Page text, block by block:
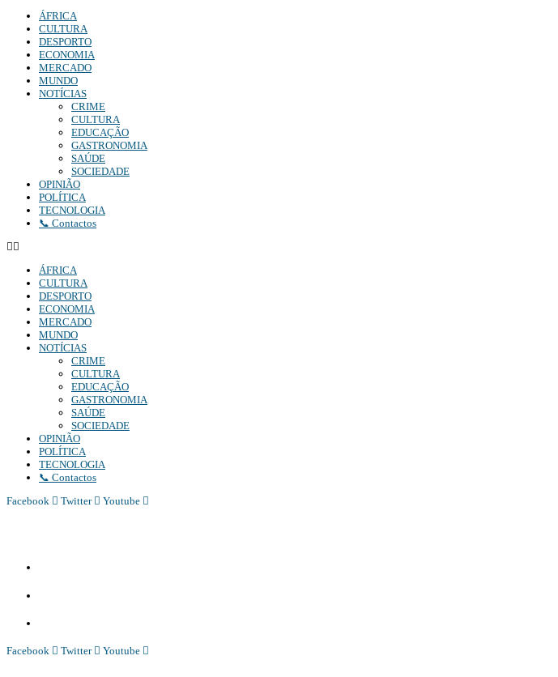
ÁFRICA
CULTURA
DESPORTO
ECONOMIA
MERCADO
MUNDO
NOTÍCIAS
CRIME
CULTURA
EDUCAÇÃO
GASTRONOMIA
SAÚDE
SOCIEDADE
OPINIÃO
POLÍTICA
TECNOLOGIA
📞 Contactos
ÁFRICA
CULTURA
DESPORTO
ECONOMIA
MERCADO
MUNDO
NOTÍCIAS
CRIME
CULTURA
EDUCAÇÃO
GASTRONOMIA
SAÚDE
SOCIEDADE
OPINIÃO
POLÍTICA
TECNOLOGIA
📞 Contactos
Facebook
Twitter Youtube
Facebook Twitter Youtube